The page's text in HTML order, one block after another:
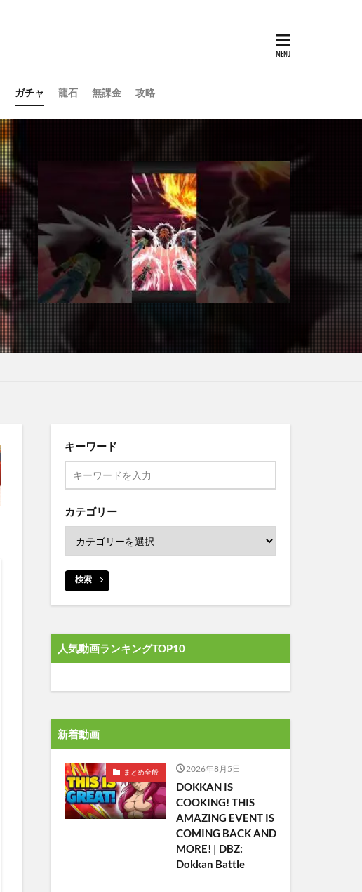
ガチャ 龍石 無課金 攻略
キーワード
カテゴリー
検索
人気動画ランキングTOP10
新着動画
まとめ全般 2026年8月5日
DOKKAN IS
COOKING! THIS
AMAZING EVENT IS
COMING BACK AND
MORE! | DBZ:
Dokkan Battle